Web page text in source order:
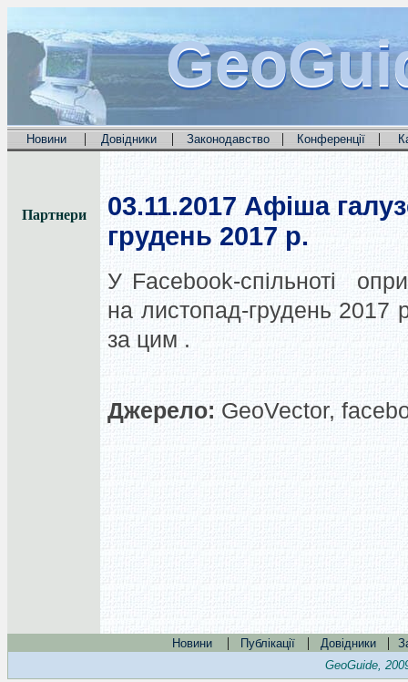
Новини | Довідники | Законодавство | Конференції |
Партнери 03.11.2017 Афіша
грудень 2017 р.
У Facebook-спільноті
на листопад-грудень 2017
за цим .
Джерело: GeoVector,
Новини | Публікації | Довідники |
GeoGuide,